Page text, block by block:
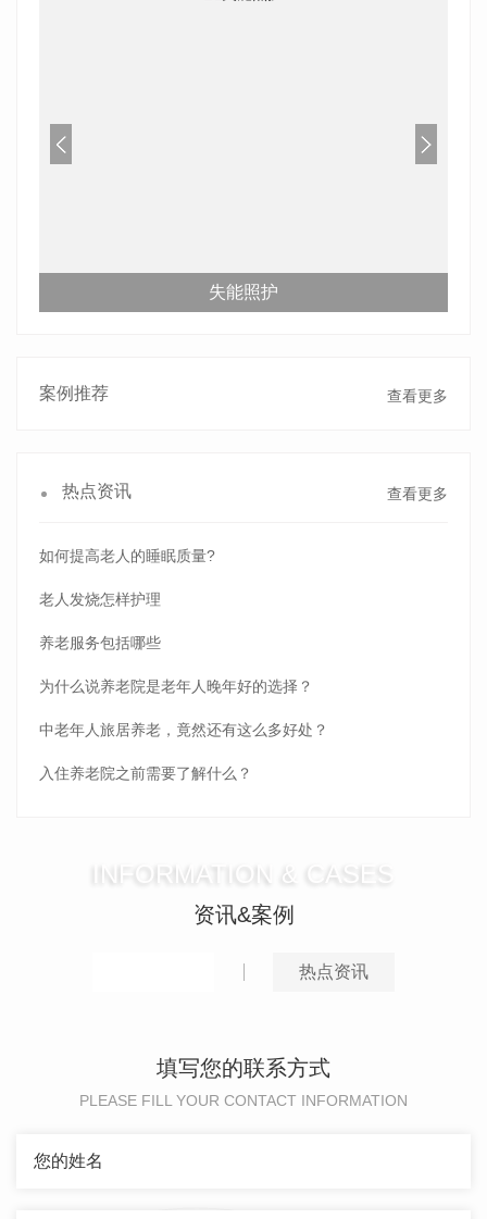
失能照护
案例推荐 查看更多
热点资讯 查看更多
如何提高老人的睡眠质量?
老人发烧怎样护理
养老服务包括哪些
为什么说养老院是老年人晚年好的选择？
中老年人旅居养老，竟然还有这么多好处？
入住养老院之前需要了解什么？
INFORMATION & CASES
资讯&案例
热点资讯
填写您的联系方式
PLEASE FILL YOUR CONTACT INFORMATION